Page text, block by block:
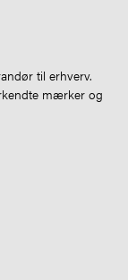
til erhverv.
mærker og